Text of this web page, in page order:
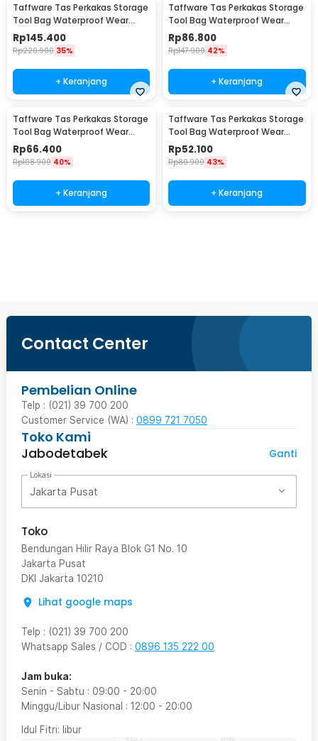
Taffware Tas Perkakas Storage
Tool Bag Waterproof Wear
Resistant 21 Inch - A02584
Rp145.400
Rp220.900 35%
+ Keranjang
Taffware Tas Perkakas Storage
Tool Bag Waterproof Wear
Resistant 18 Inch - A03403
Rp86.800
Rp147.900 42%
+ Keranjang
Taffware Tas Perkakas Storage
Tool Bag Waterproof Wear
Resistant 16 Inch - A03403
Rp66.400
Rp108.900 40%
+ Keranjang
Taffware Tas Perkakas Storage
Tool Bag Waterproof Wear
Resistant 13 Inch - A03403
Rp52.100
Rp89.900 43%
+ Keranjang
Contact Center
Pembelian Online
Telp : (021) 39 700 200
Customer Service (WA) : 0899 721 7050
Toko Kami
Jabodetabek
Ganti
Lokasi
Jakarta Pusat
Toko
Bendungan Hilir Raya Blok G1 No. 10
Jakarta Pusat
DKI Jakarta 10210
Lihat google maps
Telp : (021) 39 700 200
Whatsapp Sales / COD : 0896 135 222 00
Jam buka:
Senin - Sabtu : 09:00 - 20:00
Minggu/Libur Nasional : 12:00 - 20:00
Idul Fitri: libur